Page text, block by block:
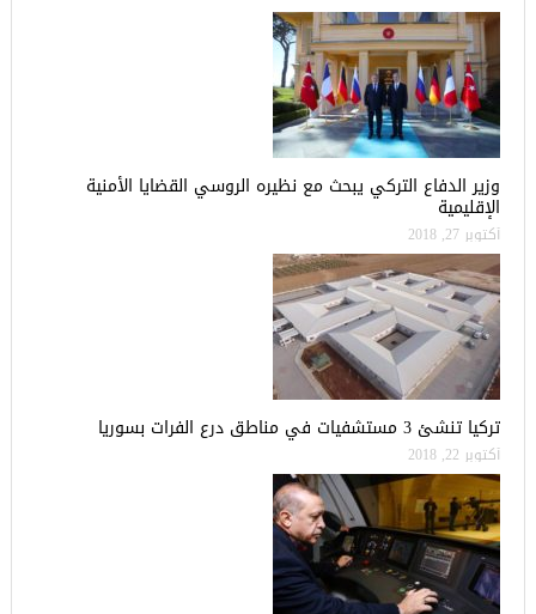
وزير الدفاع التركي يبحث مع نظيره الروسي القضايا الأمنية
الإقليمية
أكتوبر 27, 2018
تركيا تنشئ 3 مستشفيات في مناطق درع الفرات بسوريا
أكتوبر 22, 2018